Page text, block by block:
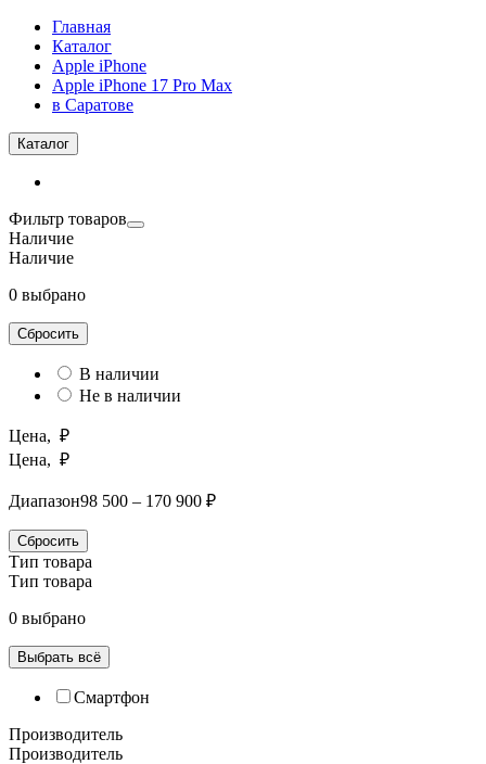
Главная
Каталог
Apple iPhone
Apple iPhone 17 Pro Max
в Саратове
Каталог
Фильтр товаров
Наличие
Наличие
0 выбрано
Сбросить
В наличии
Не в наличии
Цена, ₽
Цена, ₽
Диапазон98 500 – 170 900 ₽
Сбросить
Тип товара
Тип товара
0 выбрано
Выбрать всё
Смартфон
Производитель
Производитель